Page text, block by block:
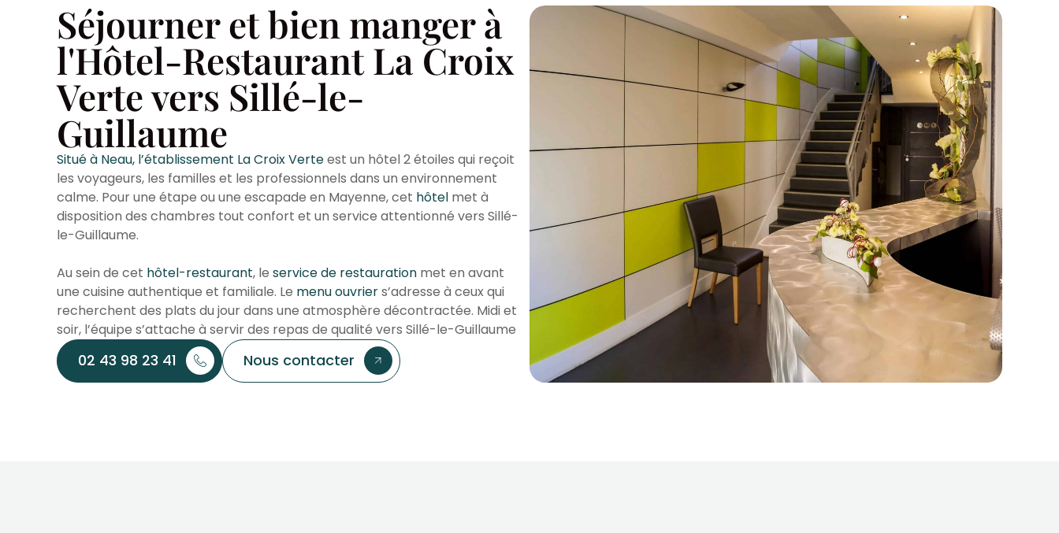
Séjourner et bien manger à
l'Hôtel-Restaurant La Croix
Verte vers Sillé-le-
Guillaume
Situé à Neau, l’établissement La Croix Verteest un hôtel 2 étoiles qui reçoit
les voyageurs, les familles et les professionnels dans un environnement
calme. Pour une étape ou une escapade en Mayenne, cet hôtel met à
disposition des chambres tout confort et un service attentionné vers Sillé-
le-Guillaume.
Au sein de cet hôtel-restaurant, le service de restauration met en avant
une cuisine authentique et familiale. Le menu ouvriers’adresse à ceux qui
recherchent des plats du jour dans une atmosphère décontractée. Midi et
soir, l’équipe s’attache à servir des repas de qualité vers Sillé-le-Guillaume
02 43 98 23 41 Nous contacter